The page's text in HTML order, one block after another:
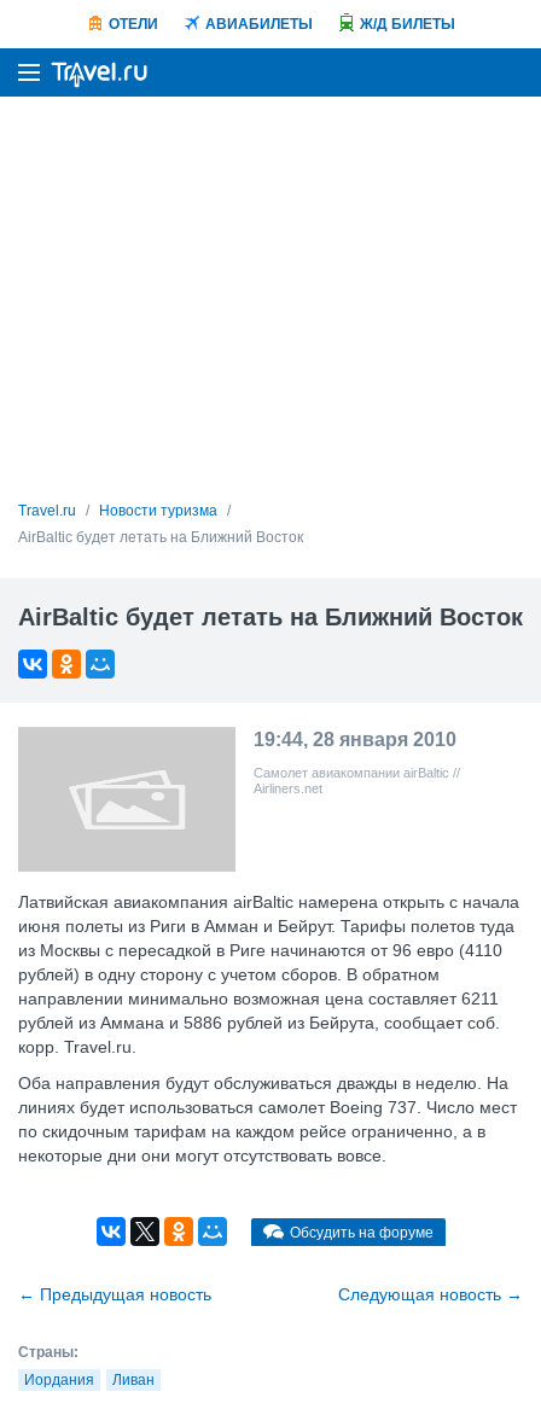
ОТЕЛИ АВИАБИЛЕТЫ Ж/Д БИЛЕТЫ
Travel.ru
Новости туризма
AirBaltic будет летать на Ближний Восток
AirBaltic будет летать на Ближний Восток
19:44, 28 января 2010
Самолет авиакомпании airBaltic //
Airliners.net
Латвийская авиакомпания airBaltic намерена открыть с начала
июня полеты из Риги в Амман и Бейрут. Тарифы полетов туда
из Москвы с пересадкой в Риге начинаются от 96 евро (4110
рублей) в одну сторону с учетом сборов. В обратном
направлении минимально возможная цена составляет 6211
рублей из Аммана и 5886 рублей из Бейрута, сообщает соб.
корр. Travel.ru.
Оба направления будут обслуживаться дважды в неделю. На
линиях будет использоваться самолет Boeing 737. Число мест
по скидочным тарифам на каждом рейсе ограниченно, а в
некоторые дни они могут отсутствовать вовсе.
Обсудить на форуме
← Предыдущая новость Cледующая новость →
Страны:
Иордания
Ливан